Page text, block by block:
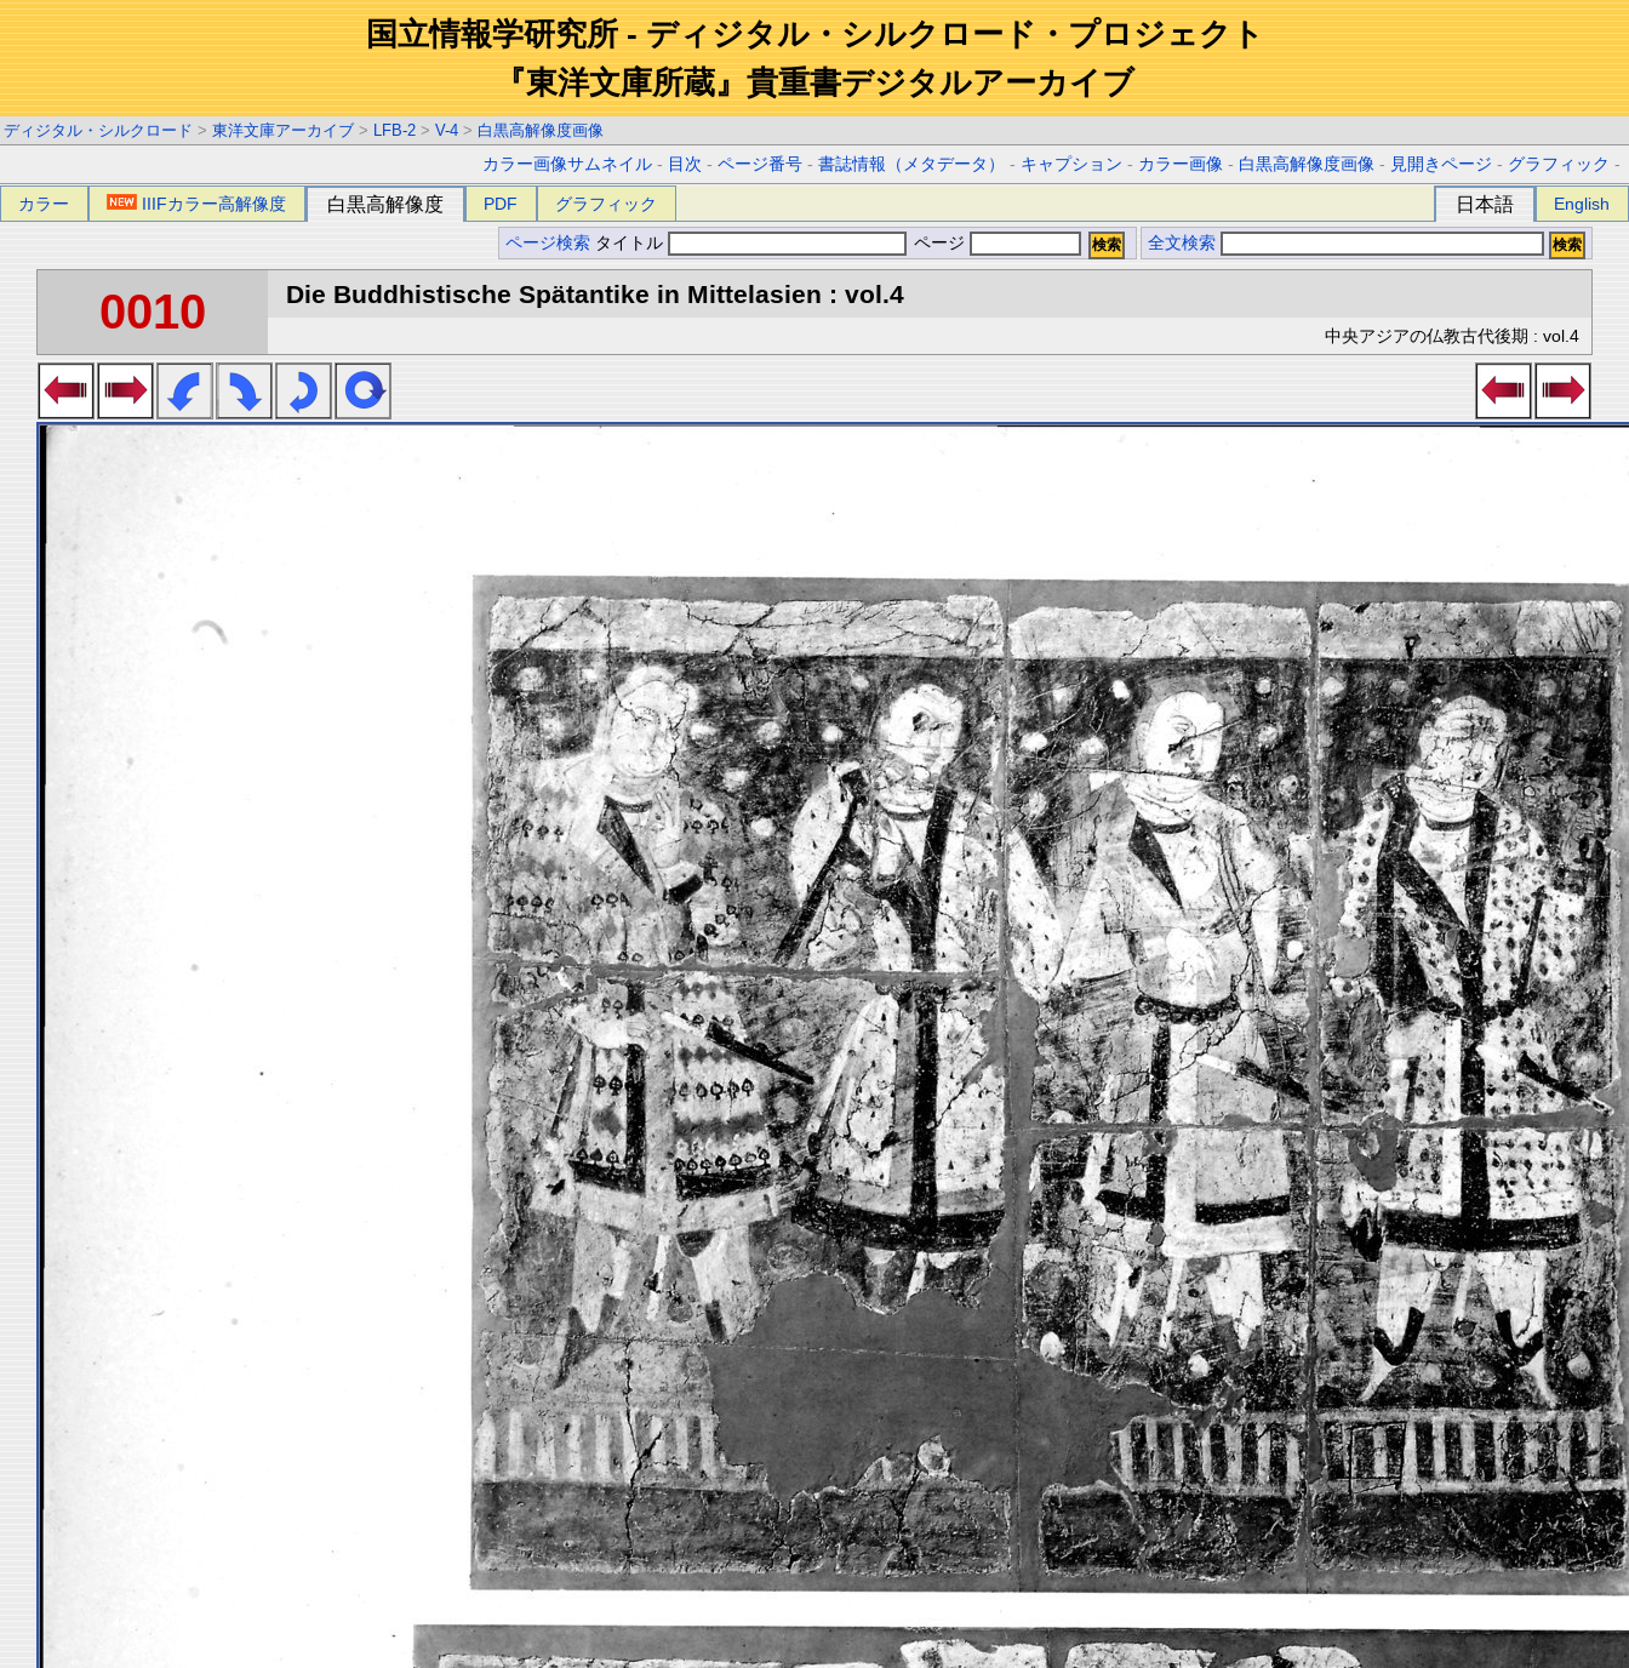
国立情報学研究所 - ディジタル・シルクロード・プロジェクト
『東洋文庫所蔵』貴重書デジタルアーカイブ
ディジタル・シルクロード > 東洋文庫アーカイブ > LFB-2 > V-4 > 白黒高解像度画像
カラー画像サムネイル - 目次 -ページ番号 -書誌情報（メタデータ） - キャプション - カラー画像 - 白黒高解像度画像 - 見開きページ - グラフィック -
カラー IIIFカラー高解像度 白黒高解像度 PDF グラフィック 日本語 English
ページ検索 タイトル ページ 全文検索
0010 Die Buddhistische Spätantike in Mittelasien : vol.4
中央アジアの仏教古代後期 : vol.4